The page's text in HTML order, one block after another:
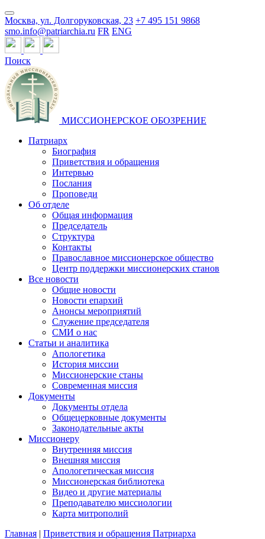
Москва, ул. Долгоруковская, 23 +7 495 151 9868
smo.info@patriarchia.ru FR ENG
Поиск
МИССИОНЕРСКОЕ ОБОЗРЕНИЕ
Патриарх
Биография
Приветствия и обращения
Интервью
Послания
Проповеди
Об отделе
Общая информация
Председатель
Структура
Контакты
Православное миссионерское общество
Центр поддержки миссионерских станов
Все новости
Общие новости
Новости епархий
Анонсы мероприятий
Служение председателя
СМИ о нас
Статьи и аналитика
Апологетика
История миссии
Миссионерские станы
Современная миссия
Документы
Документы отдела
Общецерковные документы
Законодательные акты
Миссионеру
Внутренняя миссия
Внешняя миссия
Апологетическая миссия
Миссионерская библиотека
Видео и другие материалы
Преподавателю миссиологии
Карта митрополий
Главная | Приветствия и обращения Патриарха